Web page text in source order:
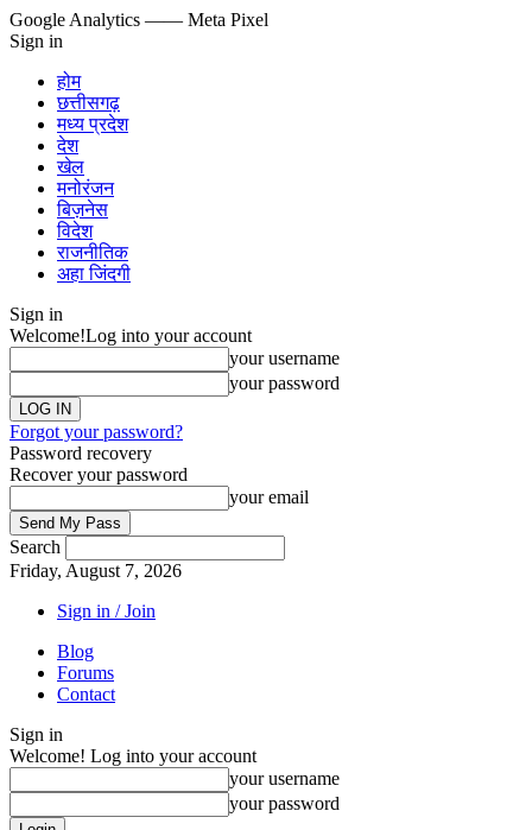
Google Analytics —— Meta Pixel
Sign in
होम
छत्तीसगढ़
मध्य प्रदेश
देश
खेल
मनोरंजन
बिज़नेस
विदेश
राजनीतिक
अहा जिंदगी
Sign in
Welcome!Log into your account
your username
your password
Forgot your password?
Password recovery
Recover your password
your email
Search
Friday, August 7, 2026
Sign in / Join
Blog
Forums
Contact
Sign in
Welcome! Log into your account
your username
your password